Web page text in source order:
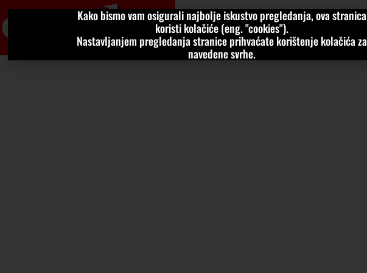
VIJESTI KOLUMNE KATEGORIJE
Kako bismo vam osigurali najbolje iskustvo pregledanja, ova stranica
koristi kolačiće (eng. "cookies").
Nastavljanjem pregledanja stranice prihvaćate korištenje kolačića za
navedene svrhe.